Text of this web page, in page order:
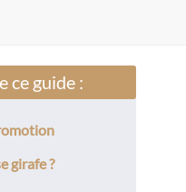
ce guide :
girafe ?